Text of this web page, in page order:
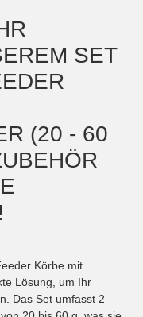
SET
(20 - 60
Körbe mit
Lösung, um Ihr
Das Set umfasst 2